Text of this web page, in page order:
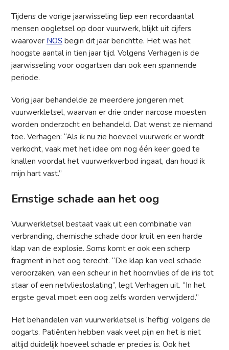
Tijdens de vorige jaarwisseling liep een recordaantal
mensen oogletsel op door vuurwerk, blijkt uit cijfers
waarover NOS begin dit jaar berichtte. Het was het
hoogste aantal in tien jaar tijd. Volgens Verhagen is de
jaarwisseling voor oogartsen dan ook een spannende
periode.
Vorig jaar behandelde ze meerdere jongeren met
vuurwerkletsel, waarvan er drie onder narcose moesten
worden onderzocht en behandeld. Dat wenst ze niemand
toe. Verhagen: “Als ik nu zie hoeveel vuurwerk er wordt
verkocht, vaak met het idee om nog één keer goed te
knallen voordat het vuurwerkverbod ingaat, dan houd ik
mijn hart vast.”
Ernstige schade aan het oog
Vuurwerkletsel bestaat vaak uit een combinatie van
verbranding, chemische schade door kruit en een harde
klap van de explosie. Soms komt er ook een scherp
fragment in het oog terecht. “Die klap kan veel schade
veroorzaken, van een scheur in het hoornvlies of de iris tot
staar of een netvliesloslating”, legt Verhagen uit. “In het
ergste geval moet een oog zelfs worden verwijderd.”
Het behandelen van vuurwerkletsel is ‘heftig’ volgens de
oogarts. Patiënten hebben vaak veel pijn en het is niet
altijd duidelijk hoeveel schade er precies is. Ook het